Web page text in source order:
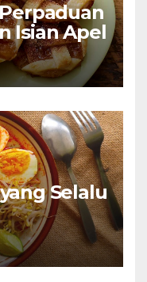
Isian Apel
Selalu